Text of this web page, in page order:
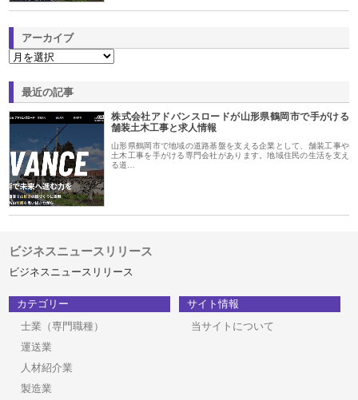
アーカイブ
最近の記事
株式会社アドバンスロードが山形県鶴岡市で手がける
舗装土木工事と求人情報
山形県鶴岡市で地域の道路基盤を支える企業として、舗装工事や
土木工事を手がける専門会社があります。地域住民の生活を支え
る道…
ビジネスニュースリリース
ビジネスニュースリリース
カテゴリー
士業（専門職種）
運送業
人材紹介業
製造業
サイト情報
当サイトについて